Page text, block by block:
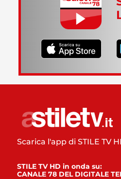
Scarica l'app di STILE TV
STILE TV HD in onda su:
CANALE 78 DEL DIGITALE